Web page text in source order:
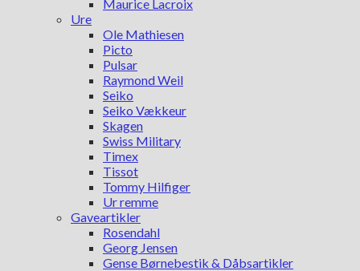
Maurice Lacroix
Ure
Ole Mathiesen
Picto
Pulsar
Raymond Weil
Seiko
Seiko Vækkeur
Skagen
Swiss Military
Timex
Tissot
Tommy Hilfiger
Ur remme
Gaveartikler
Rosendahl
Georg Jensen
Gense Børnebestik & Dåbsartikler